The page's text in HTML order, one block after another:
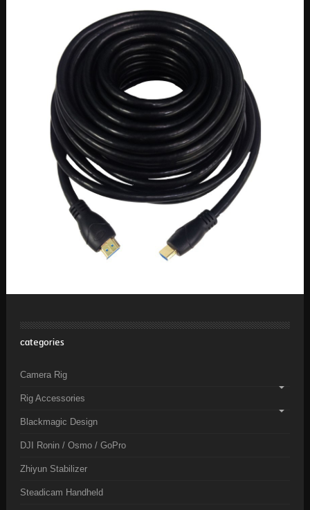
categories
Camera Rig
Rig Accessories
Blackmagic Design
DJI Ronin / Osmo / GoPro
Zhiyun Stabilizer
Steadicam Handheld